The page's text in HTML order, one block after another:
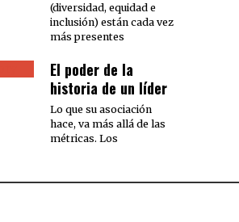
(diversidad, equidad e
inclusión) están cada vez
más presentes
El poder de la
historia de un líder
Lo que su asociación
hace, va más allá de las
métricas. Los